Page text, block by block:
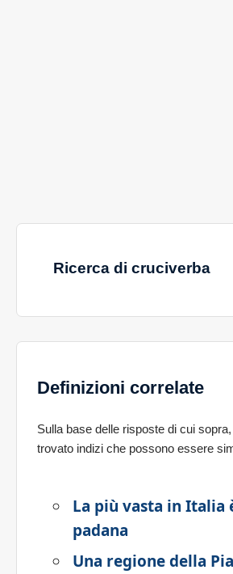
Ricerca di cruciverba
Definizioni correlate
Sulla base delle risposte di cui
trovato indizi che possono essere
La più vasta in Italia
padana
Una regione della